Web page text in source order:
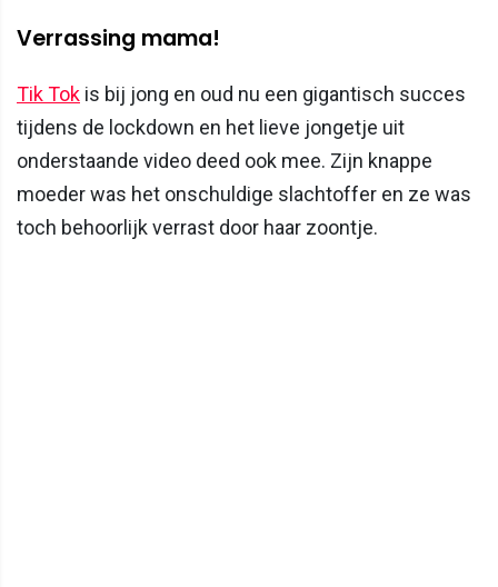
Verrassing mama!
Tik Tok is bij jong en oud nu een gigantisch succes
tijdens de lockdown en het lieve jongetje uit
onderstaande video deed ook mee. Zijn knappe
moeder was het onschuldige slachtoffer en ze was
toch behoorlijk verrast door haar zoontje.